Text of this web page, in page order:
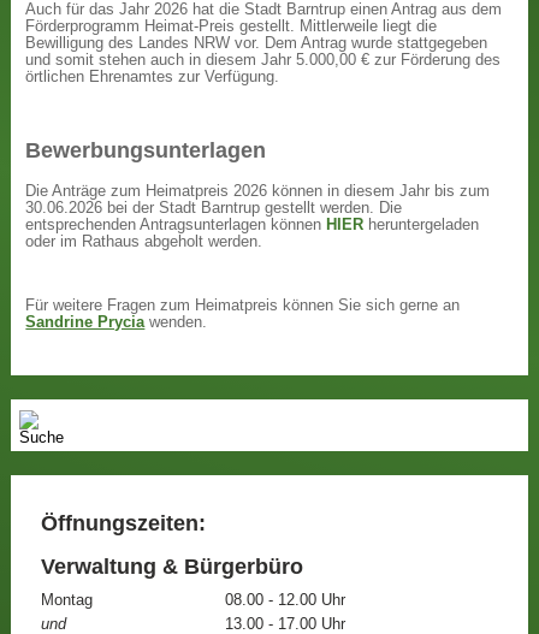
Auch für das Jahr 2026 hat die Stadt Barntrup einen Antrag aus dem
Förderprogramm Heimat-Preis gestellt. Mittlerweile liegt die
Bewilligung des Landes NRW vor. Dem Antrag wurde stattgegeben
und somit stehen auch in diesem Jahr 5.000,00 € zur Förderung des
örtlichen Ehrenamtes zur Verfügung.
Bewerbungsunterlagen
Die Anträge zum Heimatpreis 2026 können in diesem Jahr bis zum
30.06.2026 bei der Stadt Barntrup gestellt werden. Die
entsprechenden Antragsunterlagen können HIER heruntergeladen
oder im Rathaus abgeholt werden.
Für weitere Fragen zum Heimatpreis können Sie sich gerne an
Sandrine Prycia wenden.
Öffnungszeiten:
Verwaltung & Bürgerbüro
Montag
08.00 - 12.00 Uhr
und
13.00 - 17.00 Uhr